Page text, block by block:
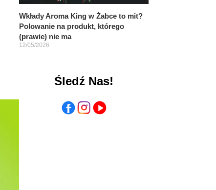
Wkłady Aroma King w Żabce to mit?
Polowanie na produkt, którego
(prawie) nie ma
12/05/2026
Śledź Nas!